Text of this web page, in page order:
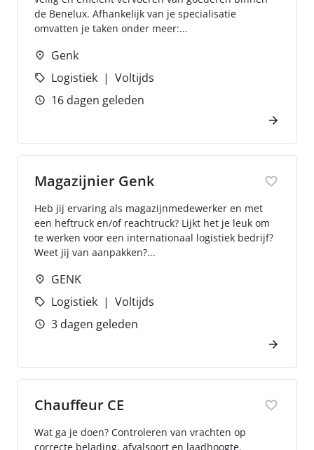
de Benelux. Afhankelijk van je specialisatie
omvatten je taken onder meer:...
Genk
Logistiek
Voltijds
16 dagen geleden
Magazijnier Genk
Heb jij ervaring als magazijnmedewerker en met
een heftruck en/of reachtruck? Lijkt het je leuk om
te werken voor een internationaal logistiek bedrijf?
Weet jij van aanpakken?...
GENK
Logistiek
Voltijds
3 dagen geleden
Chauffeur CE
Wat ga je doen? Controleren van vrachten op
correcte belading, afvalsoort en laadhoogte.